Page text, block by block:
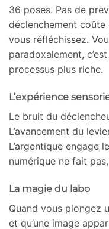
36 poses. Pas de
déclenchement coûte
vous réfléchissez.
paradoxalement,
processus plus riche.
L’expérience
Le bruit du
L’avancement du
L’argentique engage
numérique ne fait
La magie du labo
Quand vous plongez
et qu’une image